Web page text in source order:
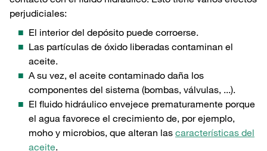
perjudiciales:
El interior del depósito puede corroerse.
Las partículas de óxido liberadas contaminan el
aceite.
A su vez, el aceite contaminado daña los
componentes del sistema (bombas, válvulas, ...).
El fluido hidráulico envejece prematuramente porque
el agua favorece el crecimiento de, por ejemplo,
moho y microbios, que alteran las características del
aceite.